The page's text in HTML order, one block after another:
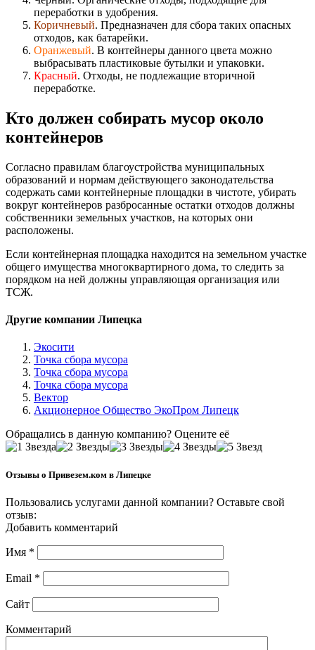
переработки в удобрения.
Коричневый. Предназначен для сбора таких опасных
отходов, как батарейки.
Оранжевый. В контейнеры данного цвета можно
выбрасывать пластиковые бутылки и упаковки.
Красный. Отходы, не подлежащие вторичной
переработке.
Кто должен собирать мусор около
контейнеров
Согласно правилам благоустройства муниципальных
образований и нормам действующего законодательства
содержать сами контейнерные площадки в чистоте, убирать
вокруг контейнеров разбросанные остатки отходов должны
собственники земельных участков, на которых они
расположены.
Если контейнерная площадка находится на земельном участке
общего имущества многоквартирного дома, то следить за
порядком на ней должны управляющая организация или
ТСЖ.
Другие компании Липецка
Экосити
Точка сбора мусора
Точка сбора мусора
Точка сбора мусора
Вектор
Акционерное Общество ЭкоПром Липецк
Обращались в данную компанию? Оцените её
Отзывы о Привезем.ком в Липецке
Пользовались услугами данной компании? Оставьте свой
отзыв:
Добавить комментарий
Имя *
Email *
Сайт
Комментарий